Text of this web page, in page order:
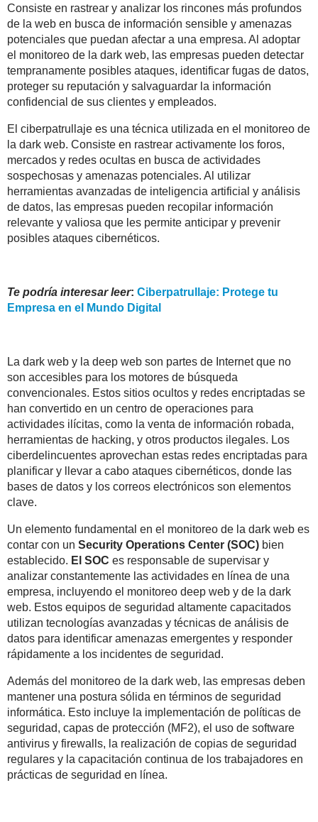
Consiste en rastrear y analizar los rincones más profundos
de la web en busca de información sensible y amenazas
potenciales que puedan afectar a una empresa. Al adoptar
el monitoreo de la dark web, las empresas pueden detectar
tempranamente posibles ataques, identificar fugas de datos,
proteger su reputación y salvaguardar la información
confidencial de sus clientes y empleados.
El ciberpatrullaje es una técnica utilizada en el monitoreo de
la dark web. Consiste en rastrear activamente los foros,
mercados y redes ocultas en busca de actividades
sospechosas y amenazas potenciales. Al utilizar
herramientas avanzadas de inteligencia artificial y análisis
de datos, las empresas pueden recopilar información
relevante y valiosa que les permite anticipar y prevenir
posibles ataques cibernéticos.
Te podría interesar leer: Ciberpatrullaje: Protege tu
Empresa en el Mundo Digital
La dark web y la deep web son partes de Internet que no
son accesibles para los motores de búsqueda
convencionales. Estos sitios ocultos y redes encriptadas se
han convertido en un centro de operaciones para
actividades ilícitas, como la venta de información robada,
herramientas de hacking, y otros productos ilegales. Los
ciberdelincuentes aprovechan estas redes encriptadas para
planificar y llevar a cabo ataques cibernéticos, donde las
bases de datos y los correos electrónicos son elementos
clave.
Un elemento fundamental en el monitoreo de la dark web es
contar con un Security Operations Center (SOC) bien
establecido. El SOC es responsable de supervisar y
analizar constantemente las actividades en línea de una
empresa, incluyendo el monitoreo deep web y de la dark
web. Estos equipos de seguridad altamente capacitados
utilizan tecnologías avanzadas y técnicas de análisis de
datos para identificar amenazas emergentes y responder
rápidamente a los incidentes de seguridad.
Además del monitoreo de la dark web, las empresas deben
mantener una postura sólida en términos de seguridad
informática. Esto incluye la implementación de políticas de
seguridad, capas de protección (MF2), el uso de software
antivirus y firewalls, la realización de copias de seguridad
regulares y la capacitación continua de los trabajadores en
prácticas de seguridad en línea.